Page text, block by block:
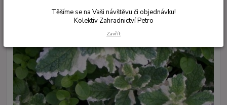
Těšíme se na Vaši návštěvu či objednávku!
Kolektiv Zahradnictví Petro
Zavřít